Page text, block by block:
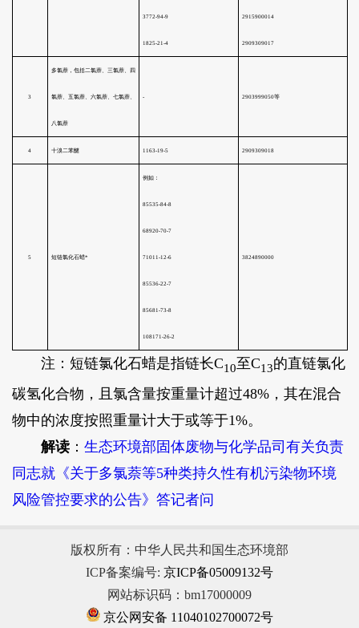
注：短链氯化石蜡是指链长C10至C13的直链氯化
碳氢化合物，且氯含量按重量计超过48%，其在混合
物中的浓度按照重量计大于或等于1%。
解读： 生态环境部固体废物与化学品司有关负责
同志就《关于多氯萘等5种类持久性有机污染物环境
风险管控要求的公告》答记者问
版权所有：中华人民共和国生态环境部
ICP备案编号: 京ICP备05009132号
网站标识码：bm17000009
京公网安备 11040102700072号